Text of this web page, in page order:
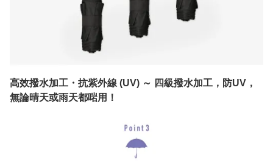
高效撥水加工・抗紫外線 (UV) ～ 四級撥水加工，防UV，
無論晴天或雨天都啱用！